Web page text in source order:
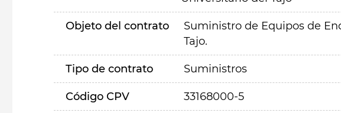
Objeto del contrato
Suministro de Equipos de
Tajo.
Tipo de contrato Suministros
Código CPV 33168000-5